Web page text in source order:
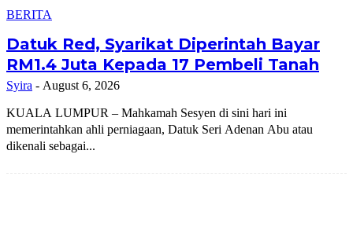
BERITA
Datuk Red, Syarikat Diperintah Bayar
RM1.4 Juta Kepada 17 Pembeli Tanah
Syira - August 6, 2026
KUALA LUMPUR – Mahkamah Sesyen di sini hari ini
memerintahkan ahli perniagaan, Datuk Seri Adenan Abu atau
dikenali sebagai...